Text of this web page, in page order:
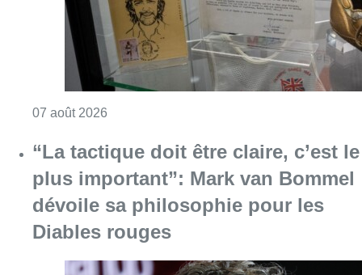
07 août 2026
“La tactique doit être claire, c’est le
plus important”: Mark van Bommel
dévoile sa philosophie pour les
Diables rouges